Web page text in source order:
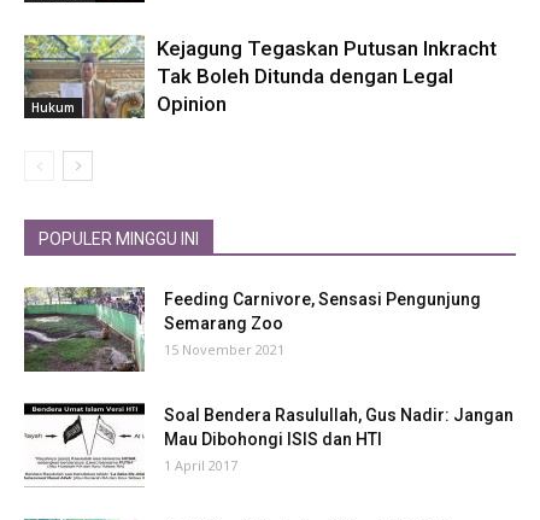
Hukum
Kejagung Tegaskan Putusan Inkracht
Tak Boleh Ditunda dengan Legal
Opinion
POPULER MINGGU INI
Feeding Carnivore, Sensasi Pengunjung
Semarang Zoo
15 November 2021
Soal Bendera Rasulullah, Gus Nadir: Jangan
Mau Dibohongi ISIS dan HTI
1 April 2017